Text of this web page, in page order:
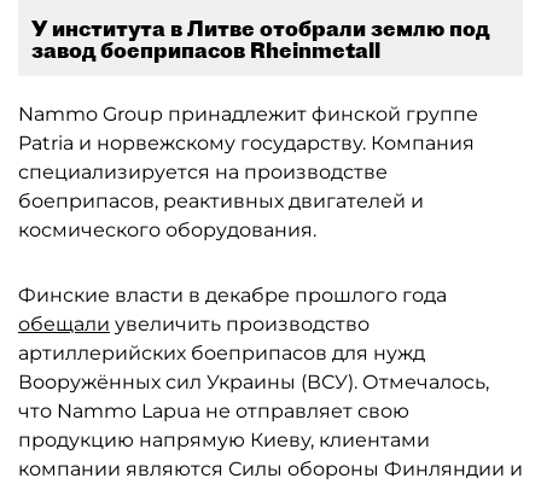
У института в Литве отобрали землю под
завод боеприпасов Rheinmetall
Nammo Group принадлежит финской группе
Patria и норвежскому государству. Компания
специализируется на производстве
боеприпасов, реактивных двигателей и
космического оборудования.
Финские власти в декабре прошлого года
обещали увеличить производство
артиллерийских боеприпасов для нужд
Вооружённых сил Украины (ВСУ). Отмечалось,
что Nammo Lapua не отправляет свою
продукцию напрямую Киеву, клиентами
компании являются Силы обороны Финляндии и